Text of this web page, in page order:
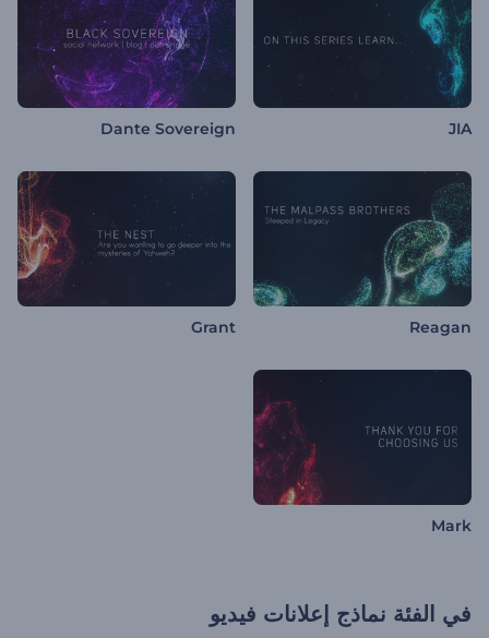
JIA
Dante Sovereign
Reagan
Grant
Mark
في الفئة نماذج إعلانات فيديو